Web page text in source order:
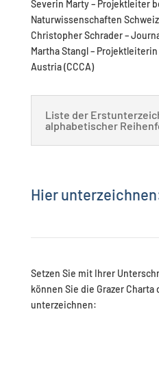
Severin Marty – Projektleiter
Naturwissenschaften Schweiz
Christopher Schrader –
Martha Stangl –
Austria (CCCA)
Liste der
alphabetischer
Hier
Setzen Sie mit Ihrer
können Sie die Grazer
unterzeichnen: